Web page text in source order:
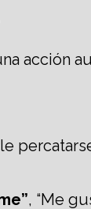
acción
, “Me